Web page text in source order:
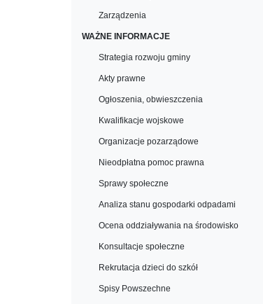
Zarządzenia
WAŻNE INFORMACJE
Strategia rozwoju gminy
Akty prawne
Ogłoszenia, obwieszczenia
Kwalifikacje wojskowe
Organizacje pozarządowe
Nieodpłatna pomoc prawna
Sprawy społeczne
Analiza stanu gospodarki odpadami
Ocena oddziaływania na środowisko
Konsultacje społeczne
Rekrutacja dzieci do szkół
Spisy Powszechne